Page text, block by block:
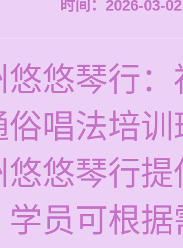
时间：2026-03-
悠悠琴行
俗唱法培训
悠悠琴行
学员可根